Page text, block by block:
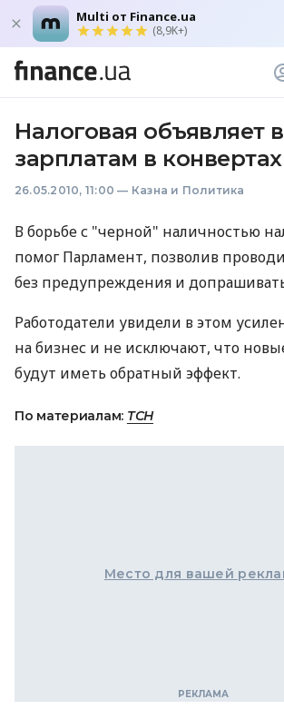
Multi от Finance.ua
(8,9K+)
Налоговая объявляет
зарплатам в конвертах
26.05.2010, 11:00 — Казна и Политика
В борьбе с "черной" наличностью
помог Парламент, позволив
без предупреждения и
Работодатели увидели в этом
на бизнес и не исключают, что
будут иметь обратный эффект.
По материалам: ТСН
Место для вашей